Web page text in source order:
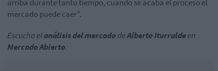
arriba durante tanto tiempo, cuando se acaba el proceso el
mercado puede caer".
Escucha elanálisis del mercado deAlberto Iturraldeen
Mercado Abierto: